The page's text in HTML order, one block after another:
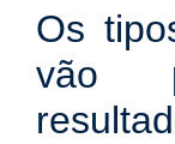
Os
vão